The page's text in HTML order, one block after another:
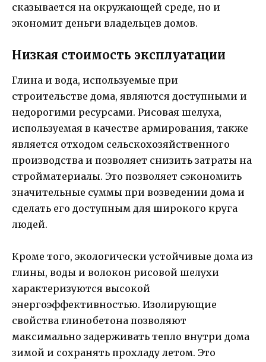
сказывается на окружающей среде, но и
экономит деньги владельцев домов.
Низкая стоимость эксплуатации
Глина и вода, используемые при
строительстве дома, являются доступными и
недорогими ресурсами. Рисовая шелуха,
используемая в качестве армирования, также
является отходом сельскохозяйственного
производства и позволяет снизить затраты на
стройматериалы. Это позволяет сэкономить
значительные суммы при возведении дома и
сделать его доступным для широкого круга
людей.
Кроме того, экологически устойчивые дома из
глины, воды и волокон рисовой шелухи
характеризуются высокой
энергоэффективностью. Изолирующие
свойства глинобетона позволяют
максимально задерживать тепло внутри дома
зимой и сохранять прохладу летом. Это